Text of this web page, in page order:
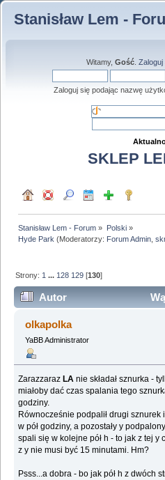
Stanisław Lem -
Witamy, Gość. Zaloguj
Zaloguj się podając nazwę
SKLEP
Stanisław Lem - Forum » Polski»
Hyde Park (Moderatorzy: Forum Admin ,
Strony: 1 ... 128 129 [130]
Autor
1945266 razy)
olkapolka
YaBB Administrator
Zarazzaraz LAnie składał sznurka -
miałoby dać czas spalania tego
godziny.
Równocześnie podpalił drugi sznurek
w pół godziny, a pozostały y
spali się w kolejne pół h - to jak z tej y
z y nie musi być 15 minutami. Hm?
Psss...a dobra - bo jak pół h z dwóch